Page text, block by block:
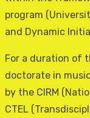
program
and Dynamic
For a duration of
doctorate in
by the CIRM
CTEL